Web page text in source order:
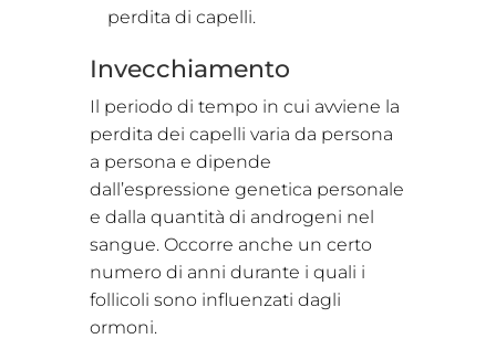
perdita di capelli.
Invecchiamento
Il periodo di tempo in cui avviene la
perdita dei capelli varia da persona
a persona e dipende
dall’espressione genetica personale
e dalla quantità di androgeni nel
sangue. Occorre anche un certo
numero di anni durante i quali i
follicoli sono influenzati dagli
ormoni.